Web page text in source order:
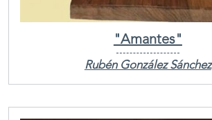
"Amantes"
Rubén González Sánchez